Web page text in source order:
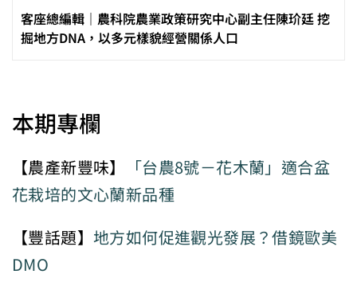
客座總編輯｜農科院農業政策研究中心副主任陳玠廷 挖
掘地方DNA，以多元樣貌經營關係人口
本期專欄
【農產新豐味】 「台農8號－花木蘭」適合盆
花栽培的文心蘭新品種
【豐話題】 地方如何促進觀光發展？借鏡歐美
DMO